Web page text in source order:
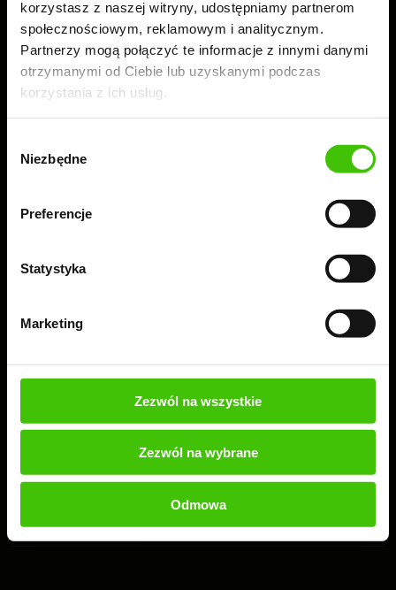
korzystasz z naszej witryny, udostępniamy partnerom
społecznościowym, reklamowym i analitycznym.
Partnerzy mogą połączyć te informacje z innymi danymi
otrzymanymi od Ciebie lub uzyskanymi podczas
korzystania z ich usług.
zgody
Niezbędne
Preferencje
Statystyka
Marketing
Zezwól na wszystkie
Zezwól na wybrane
Odmowa
Twojej firmy
WYŚLIJ ZAPYTANIE
Jesteśmy
KOMPLEKS BIUROWY
WIDOCZNI
Czynne: 8.00-16.00